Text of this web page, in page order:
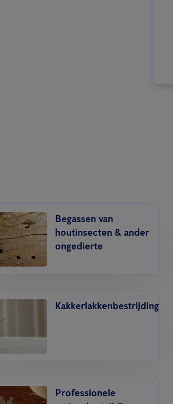
Begassen van
houtinsecten & ander
ongedierte
Kakkerlakkenbestrijding
Professionele